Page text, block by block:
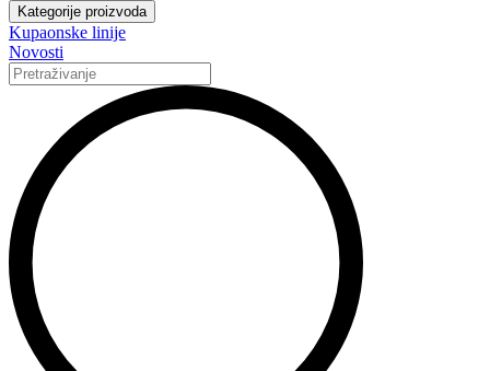
Kategorije proizvoda
Kupaonske linije
Novosti